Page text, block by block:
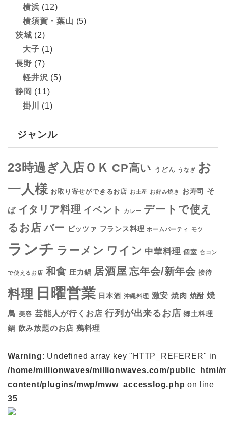
横浜 (12)
横須賀・葉山 (5)
茨城 (2)
大子 (1)
長野 (7)
軽井沢 (5)
静岡 (11)
掛川
(1)
ジャンル
23時過ぎ入店ＯＫ CP高い うどん うなぎ お
一人様 お取り寄せができるお店 お土産 お好み焼き お寿司 そ
ば イタリア料理 イベント カレー デートで使え
るお店 バー ピッツァ フランス料理 ホームパーティ モツ
ランチ ラーメン ワイン 中華料理 個室 合コン
で使えるお店 和食 圧力鍋 居酒屋 忘年会/新年会 接待
料理 日曜営業 日本酒 沖縄料理 激安 焼肉 焼酎 焼
鳥 美容 芸能人が行くお店 行列が出来るお店 郷土料理
鍋 飲み放題のお店 鶏料理
Warning: Undefined array key "HTTP_REFERER" in
/home/millionwaves/millionwaves.com/public_html/
content/plugins/mwp/mww_accesslog.php on line
35